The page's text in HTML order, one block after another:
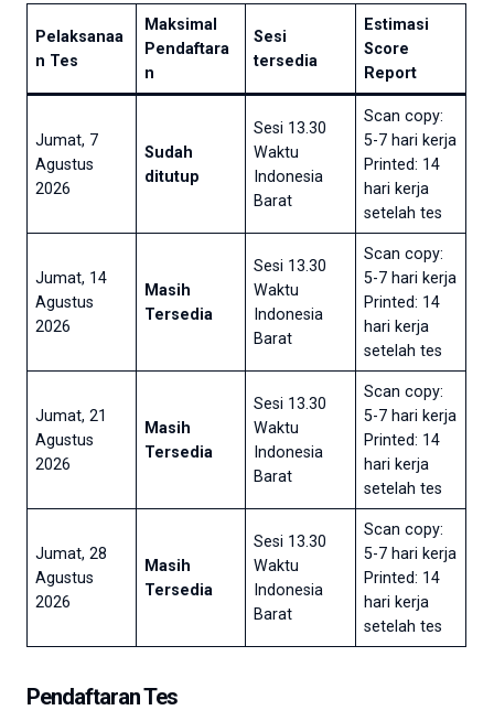
Pelaksanaa
n Tes
Maksimal
Pendaftara
n
Sesi
tersedia
Estimasi
Score
Report
Jumat, 7
Agustus
2026
Sudah
ditutup
Sesi 13.30
Waktu
Indonesia
Barat
Scan copy:
5-7 hari kerja
Printed: 14
hari kerja
setelah tes
Jumat, 14
Agustus
2026
Masih
Tersedia
Sesi 13.30
Waktu
Indonesia
Barat
Scan copy:
5-7 hari kerja
Printed: 14
hari kerja
setelah tes
Jumat, 21
Agustus
2026
Masih
Tersedia
Sesi 13.30
Waktu
Indonesia
Barat
Scan copy:
5-7 hari kerja
Printed: 14
hari kerja
setelah tes
Jumat, 28
Agustus
2026
Masih
Tersedia
Sesi 13.30
Waktu
Indonesia
Barat
Scan copy:
5-7 hari kerja
Printed: 14
hari kerja
setelah tes
Pendaftaran Tes